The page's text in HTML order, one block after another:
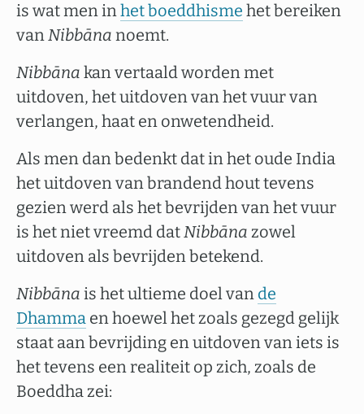
is wat men inhet boeddhisme het bereiken
vanNibbāna noemt.
Nibbāna kan vertaald worden met
uitdoven, het uitdoven van het vuur van
verlangen, haat en onwetendheid.
Als men dan bedenkt dat in het oude India
het uitdoven van brandend hout tevens
gezien werd als het bevrijden van het vuur
is het niet vreemd datNibbāna zowel
uitdoven als bevrijden betekend.
Nibbāna is het ultieme doel van de
Dhamma en hoewel het zoals gezegd gelijk
staat aan bevrijding en uitdoven van iets is
het tevens een realiteit op zich, zoals de
Boeddha zei: